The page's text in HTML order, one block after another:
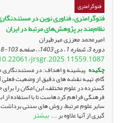
فتوگرامتری
فتوگرامتری، فناوری نوین در
نظام‌مند بر پژوهش‌های مرتبط در ‏ایران
امیرمحمد معززی مهرطهران
دوره 3، شماره 1 ، دی 1403، ، صفحه 103-118
jrsgr.2025.11559.1087
چکیده پیشینه و اهداف: در
گام، تهیه نقشه­ های دقیق از وضعیت
گسترده در علوم مختلف، این امکان را
فرهنگی فراهم کرده­است تا با استفاده از
سایر علوم مرتبط، روش ­های سنتی برداشت
گیری از آنها علاوه بر ... بیشتر